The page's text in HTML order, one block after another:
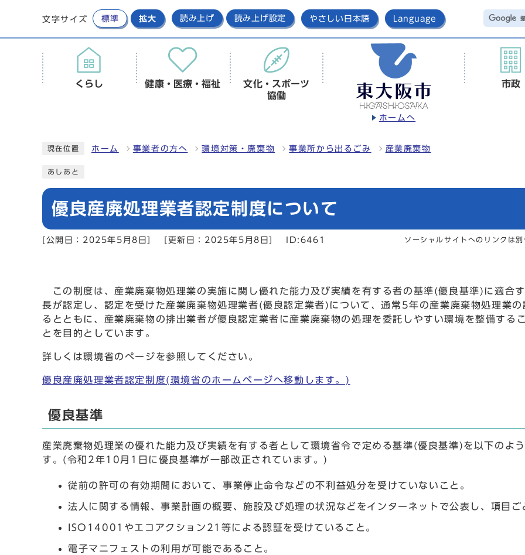
文字サイズ 標準 拡大 読み上げ 読み上げ設定 やさしい日本語 Language
ホームへ
くらし 健康・医療・福祉
文化・スポーツ
協働
市政
現在位置 ホーム 事業者の方へ 環境対策・廃棄物 事業所から出るごみ 産業廃棄物
あしあと
優良産廃処理業者認定制度について
[公開日：2025年5月8日] [更新日：2025年5月8日] ID:6461 ソーシャルサイトへのリンクは
この制度は、産業廃棄物処理業の実施に関し優れた能力及び実績を有する者の基準(優良基準)に適合
長が認定し、認定を受けた産業廃棄物処理業者(優良認定業者)について、通常5年の産業廃棄物処理業
るとともに、産業廃棄物の排出業者が優良認定業者に産業廃棄物の処理を委託しやすい環境を整備する
とを目的としています。
詳しくは環境省のぺージを参照してください。
優良産廃処理業者認定制度(環境省のホームページへ移動します。)
優良基準
産業廃棄物処理業の優れた能力及び実績を有する者として環境省令で定める基準(優良基準)を以下のよ
す。(令和2年10月1日に優良基準が一部改正されています。)
従前の許可の有効期間において、事業停止命令などの不利益処分を受けていないこと。
法人に関する情報、事業計画の概要、施設及び処理の状況などをインターネットで公表し、項目
ISO14001やエコアクション21等による認証を受けていること。
電子マニフェストの利用が可能であること。